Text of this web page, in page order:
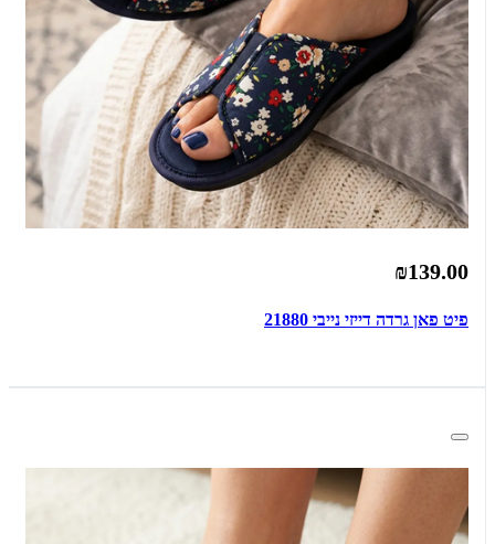
₪139.00
פיט פאן גרדה דייזי נייבי 21880